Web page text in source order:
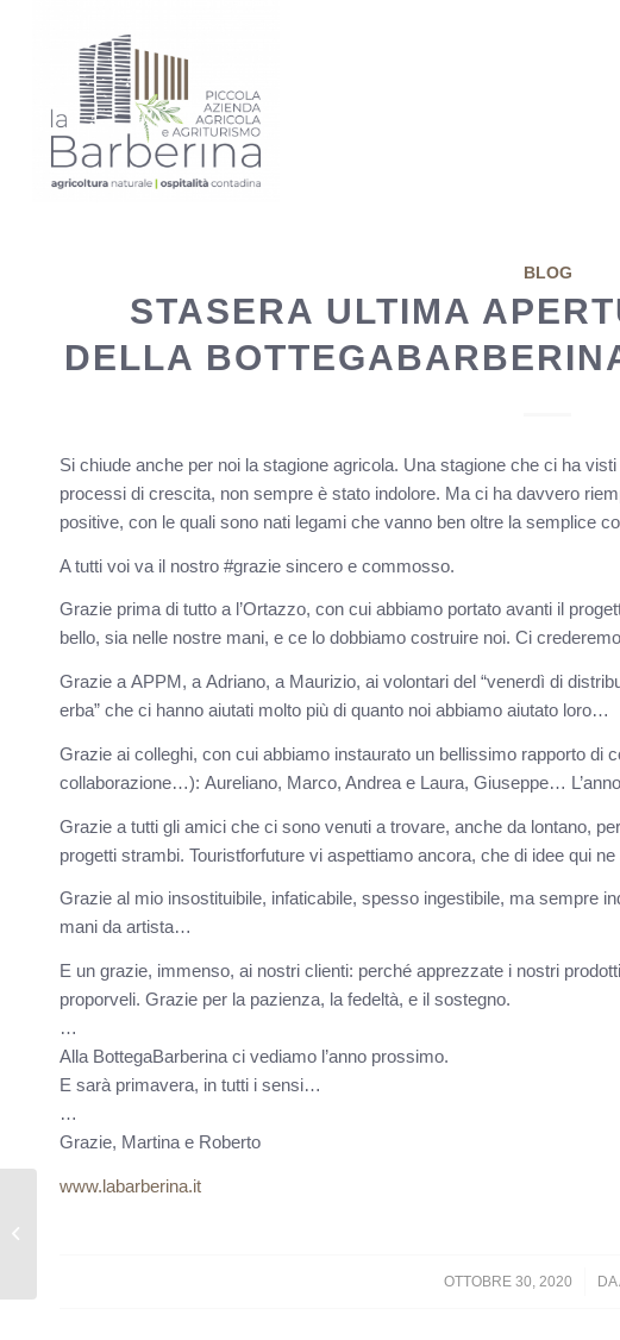
BLOG
STASERA ULTIMA
DELLA
Si chiude anche per noi la stagione agricola. Una stagione che ci ha
processi di crescita, non sempre è stato indolore. Ma ci ha davvero
positive, con le quali sono nati legami che vanno ben oltre la semplice
A tutti voi va il nostro #grazie sincero e commosso.
Grazie prima di tutto a l’Ortazzo, con cui abbiamo portato avanti il
bello, sia nelle nostre mani, e ce lo dobbiamo costruire noi. Ci
Grazie a APPM, a Adriano, a Maurizio, ai volontari del “venerdì di
erba” che ci hanno aiutati molto più di quanto noi abbiamo aiutato loro…
Grazie ai colleghi, con cui abbiamo instaurato un bellissimo rapporto di
collaborazione…): Aureliano, Marco, Andrea e Laura, Giuseppe…
Grazie a tutti gli amici che ci sono venuti a trovare, anche da lontano,
progetti strambi. Touristforfuture vi aspettiamo ancora, che di idee qui
Grazie al mio insostituibile, infaticabile, spesso ingestibile, ma sempre
mani da artista…
E un grazie, immenso, ai nostri clienti: perché apprezzate i nostri
proporveli. Grazie per la pazienza, la fedeltà, e il sostegno.
…
Alla BottegaBarberina ci vediamo l’anno prossimo.
E sarà primavera, in tutti i sensi…
…
Grazie, Martina e Roberto
www.labarberina.it
OTTOBRE 30, 2020
/ DA